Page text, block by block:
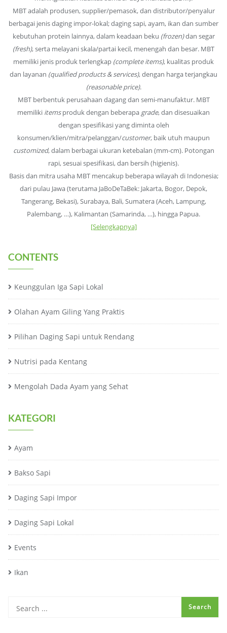
MBT adalah produsen, supplier/pemasok, dan distributor/penyalur
berbagai jenis daging impor-lokal; daging sapi, ayam, ikan dan sumber
kebutuhan protein lainnya, dalam keadaan beku (frozen)dan segar
(fresh), serta melayani skala/partai kecil, menengah dan besar. MBT
memiliki jenis produk terlengkap (complete items), kualitas produk
dan layanan (qualified products & services), dengan harga terjangkau
(reasonable price).
MBT berbentuk perusahaan dagang dan semi-manufaktur. MBT
memiliki itemsproduk dengan beberapa grade, dan disesuaikan
dengan spesifikasi yang diminta oleh
konsumen/klien/mitra/pelanggan/customer, baik utuh maupun
customized, dalam berbagai ukuran ketebalan (mm-cm). Potongan
rapi, sesuai spesifikasi, dan bersih (higienis).
Basis dan mitra usaha MBT mencakup beberapa wilayah di Indonesia;
dari pulau Jawa (terutama JaBoDeTaBek: Jakarta, Bogor, Depok,
Tangerang, Bekasi), Surabaya, Bali, Sumatera (Aceh, Lampung,
Palembang, …), Kalimantan (Samarinda, …), hingga Papua.
[Selengkapnya]
CONTENTS
Keunggulan Iga Sapi Lokal
Olahan Ayam Giling Yang Praktis
Pilihan Daging Sapi untuk Rendang
Nutrisi pada Kentang
Mengolah Dada Ayam yang Sehat
KATEGORI
Ayam
Bakso Sapi
Daging Sapi Impor
Daging Sapi Lokal
Events
Ikan